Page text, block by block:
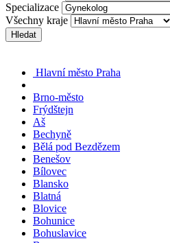
Specializace
Všechny kraje
Hledat
Hlavní město Praha
Brno-město
Frýdštejn
Aš
Bechyně
Bělá pod Bezdězem
Benešov
Bílovec
Blansko
Blatná
Blovice
Bohunice
Bohuslavice